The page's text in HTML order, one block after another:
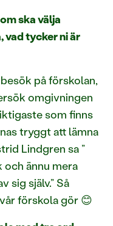
ska välja
vad tycker ni är
på förskolan,
omgivningen
som finns
tryggt att lämna
Lindgren sa ”
och ännu mera
sig själv.” Så
förskola gör 😊